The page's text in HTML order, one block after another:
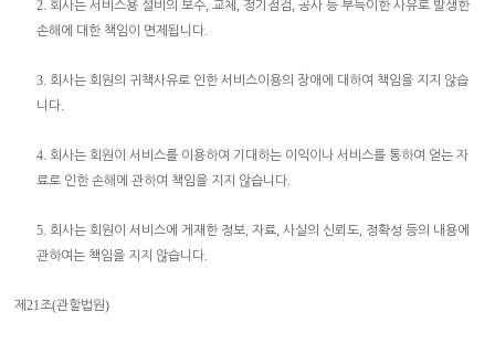
2.회사는 서비스용 설비의 보수,교체 , 정기점검,공사 등 부득이한 사유로 발생한
손해에 대한 책임이 면제됩니다.
3.회사는 회원의 귀책사유로 인한 서비스이용의 장애에 대하여 책임을 지지 않습
니다.
4.회사는 회원이 서비스를 이용하여 기대하는 이익이나 서비스를 통하여 얻는 자
료로 인한 손해에 관하여 책임을 지지 않습니다.
5.회사는 회원이 서비스에 게재한 정보,자료,사실의 신뢰도, 정확성 등의 내용에
관하여는 책임을 지지 않습니다.
제21조(관할법원)